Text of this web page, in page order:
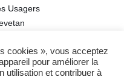
Usagers
FORON CEDEX
cookies », vous acceptez
pour améliorer la
utilisation et contribuer à